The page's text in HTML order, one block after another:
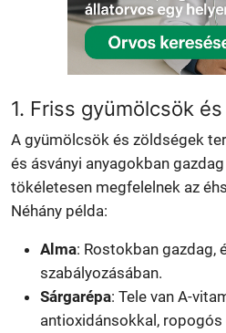
1. Friss gyümölcsök
A gyümölcsök és zöldségek
és ásványi anyagokban
tökéletesen megfelelnek az
Néhány példa:
Alma: Rostokban gazdag,
szabályozásában.
Sárgarépa: Tele van A-
antioxidánsokkal,